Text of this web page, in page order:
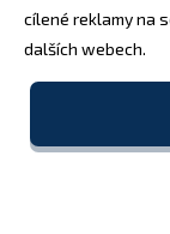
cílené reklamy na
dalších webech.